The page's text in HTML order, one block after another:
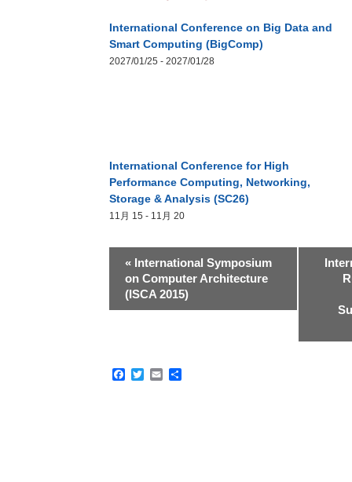
International Conference on Big Data and
Smart Computing (BigComp)
2027/01/25 - 2027/01/28
International Conference for High
Performance Computing, Networking,
Storage & Analysis (SC26)
11月 15 - 11月 20
«International Symposium
on Computer Architecture
(ISCA 2015)
Facebook
TwitterEmail
共